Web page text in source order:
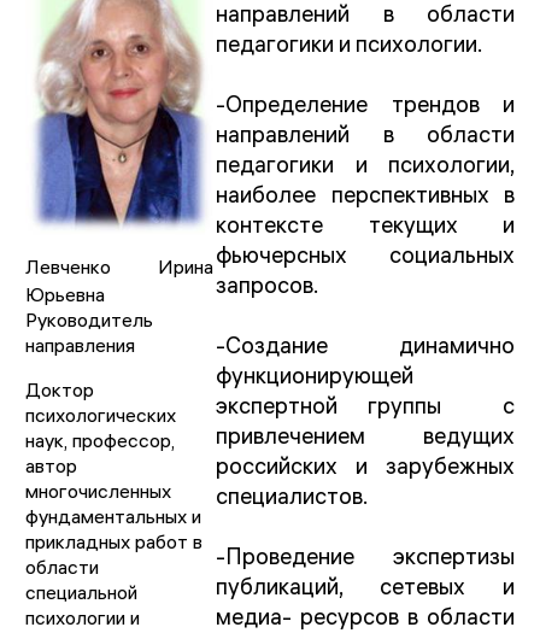
Левченко Ирина
Юрьевна
Руководитель
направления
Доктор
психологических
наук, профессор,
автор
многочисленных
фундаментальных и
прикладных работ в
области
специальной
психологии и
направлений в области
педагогики и психологии.
-Определение трендов и
направлений в области
педагогики и психологии,
наиболее перспективных в
контексте текущих и
фьючерсных социальных
запросов.
-Создание динамично
функционирующей
экспертной группы с
привлечением ведущих
российских и зарубежных
специалистов.
-Проведение экспертизы
публикаций, сетевых и
медиа- ресурсов в области